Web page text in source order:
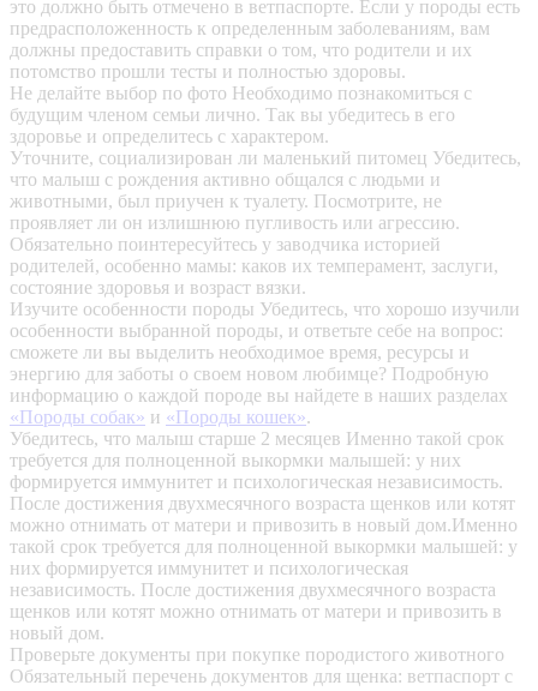
это должно быть отмечено в ветпаспорте. Если у породы есть
предрасположенность к определенным заболеваниям, вам
должны предоставить справки о том, что родители и их
потомство прошли тесты и полностью здоровы.
Не делайте выбор по фото Необходимо познакомиться с
будущим членом семьи лично. Так вы убедитесь в его
здоровье и определитесь с характером.
Уточните, социализирован ли маленький питомец Убедитесь,
что малыш с рождения активно общался с людьми и
животными, был приучен к туалету. Посмотрите, не
проявляет ли он излишнюю пугливость или агрессию.
Обязательно поинтересуйтесь у заводчика историей
родителей, особенно мамы: каков их темперамент, заслуги,
состояние здоровья и возраст вязки.
Изучите особенности породы Убедитесь, что хорошо изучили
особенности выбранной породы, и ответьте себе на вопрос:
сможете ли вы выделить необходимое время, ресурсы и
энергию для заботы о своем новом любимце? Подробную
информацию о каждой породе вы найдете в наших разделах
«Породы собак» и «Породы кошек».
Убедитесь, что малыш старше 2 месяцев Именно такой срок
требуется для полноценной выкормки малышей: у них
формируется иммунитет и психологическая независимость.
После достижения двухмесячного возраста щенков или котят
можно отнимать от матери и привозить в новый дом.Именно
такой срок требуется для полноценной выкормки малышей: у
них формируется иммунитет и психологическая
независимость. После достижения двухмесячного возраста
щенков или котят можно отнимать от матери и привозить в
новый дом.
Проверьте документы при покупке породистого животного
Обязательный перечень документов для щенка: ветпаспорт с